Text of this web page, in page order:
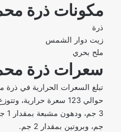
مكونات ذرة
ذرة
زيت دوار الشمس
ملح بحري
سعرات ذرة
حوالي 123 سعرة
جم، وبروتين بمقدار 2 جم.